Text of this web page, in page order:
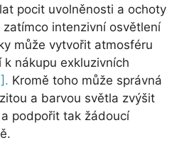
pocit uvolněnosti a ochoty
intenzivní osvětlení
může vytvořit atmosféru
nákupu exkluzivních
Kromě toho může správná
a barvou světla zvýšit
podpořit tak žádoucí